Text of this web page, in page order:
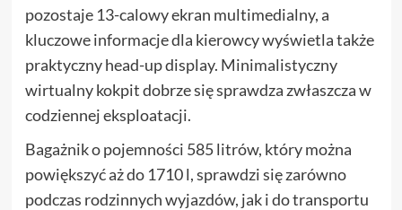
pozostaje 13-calowy ekran multimedialny, a
kluczowe informacje dla kierowcy wyświetla także
praktyczny head-up display. Minimalistyczny
wirtualny kokpit dobrze się sprawdza zwłaszcza w
codziennej eksploatacji.
Bagażnik o pojemności 585 litrów, który można
powiększyć aż do 1710 l, sprawdzi się zarówno
podczas rodzinnych wyjazdów, jak i do transportu